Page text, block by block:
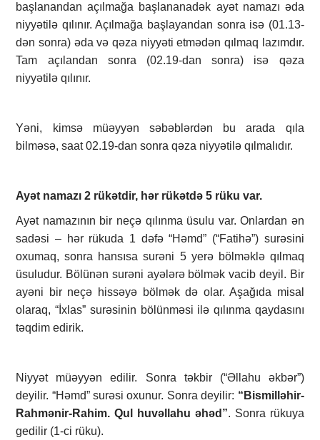
başlanandan açılmağa başlananadək ayət namazı əda
niyyətilə qılınır. Açılmağa başlayandan sonra isə (01.13-
dən sonra) əda və qəza niyyəti etmədən qılmaq lazımdır.
Tam açılandan sonra (02.19-dan sonra) isə qəza
niyyətilə qılınır.
Yəni, kimsə müəyyən səbəblərdən bu arada qıla
bilməsə, saat 02.19-dan sonra qəza niyyətilə qılmalıdır.
Ayət namazı 2 rükətdir, hər rükətdə 5 rüku var.
Ayət namazının bir neçə qılınma üsulu var. Onlardan ən
sadəsi – hər rükuda 1 dəfə “Həmd” (“Fatihə”) surəsini
oxumaq, sonra hansısa surəni 5 yerə bölməklə qılmaq
üsuludur. Bölünən surəni ayələrə bölmək vacib deyil. Bir
ayəni bir neçə hissəyə bölmək də olar. Aşağıda misal
olaraq, “İxlas” surəsinin bölünməsi ilə qılınma qaydasını
təqdim edirik.
Niyyət müəyyən edilir. Sonra təkbir (“Əllahu əkbər”)
deyilir. “Həmd” surəsi oxunur. Sonra deyilir: “Bismilləhir-
Rahmənir-Rahim. Qul huvəllahu əhəd”. Sonra rükuya
gedilir (1-ci rüku).